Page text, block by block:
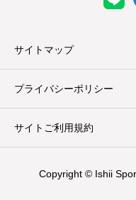
サイトマップ
プライバシーポリシー
サイトご利用規約
Copyright © Ishii